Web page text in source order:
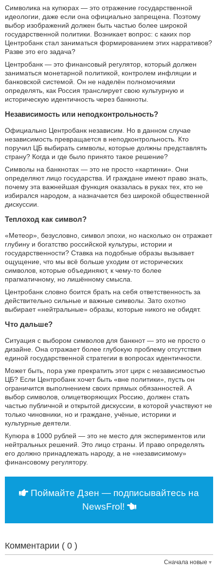
Символика на купюрах — это отражение государственной
идеологии, даже если она официально запрещена. Поэтому
выбор изображений должен быть частью более широкой
государственной политики. Возникает вопрос: с каких пор
Центробанк стал заниматься формированием этих нарративов?
Разве это его задача?
Центробанк — это финансовый регулятор, который должен
заниматься монетарной политикой, контролем инфляции и
банковской системой. Он не наделён полномочиями
определять, как Россия транслирует свою культурную и
историческую идентичность через банкноты.
Независимость или неподконтрольность?
Официально Центробанк независим. Но в данном случае
независимость превращается в неподконтрольность. Кто
поручил ЦБ выбирать символы, которые должны представлять
страну? Когда и где было принято такое решение?
Символы на банкнотах — это не просто «картинки». Они
определяют лицо государства. И граждане имеют право знать,
почему эта важнейшая функция оказалась в руках тех, кто не
избирался народом, а назначается без широкой общественной
дискуссии.
Теплоход как символ?
«Метеор», безусловно, символ эпохи, но насколько он отражает
глубину и богатство российской культуры, истории и
государственности? Ставка на подобные образы вызывает
ощущение, что мы всё больше уходим от исторических
символов, которые объединяют, к чему-то более
прагматичному, но лишённому смысла.
Центробанк словно боится брать на себя ответственность за
действительно сильные и важные символы. Зато охотно
выбирает «нейтральные» образы, которые никого не обидят.
Что дальше?
Ситуация с выбором символов для банкнот — это не просто о
дизайне. Она отражает более глубокую проблему отсутствия
единой государственной стратегии в вопросах идентичности.
Может быть, пора уже прекратить этот цирк с независимостью
ЦБ? Если Центробанк хочет быть «вне политики», пусть он
ограничится выполнением своих прямых обязанностей. А
выбор символов, олицетворяющих Россию, должен стать
частью публичной и открытой дискуссии, в которой участвуют не
только чиновники, но и граждане, учёные, историки и
культурные деятели.
Купюра в 1000 рублей — это не место для экспериментов или
нейтральных решений. Это лицо страны. И право определять
его должно принадлежать народу, а не «независимому»
финансовому регулятору.
Поймайте Дзен — подписывайтесь на
NewsFrol!
Комментарии ( 0 )
Сначала новые